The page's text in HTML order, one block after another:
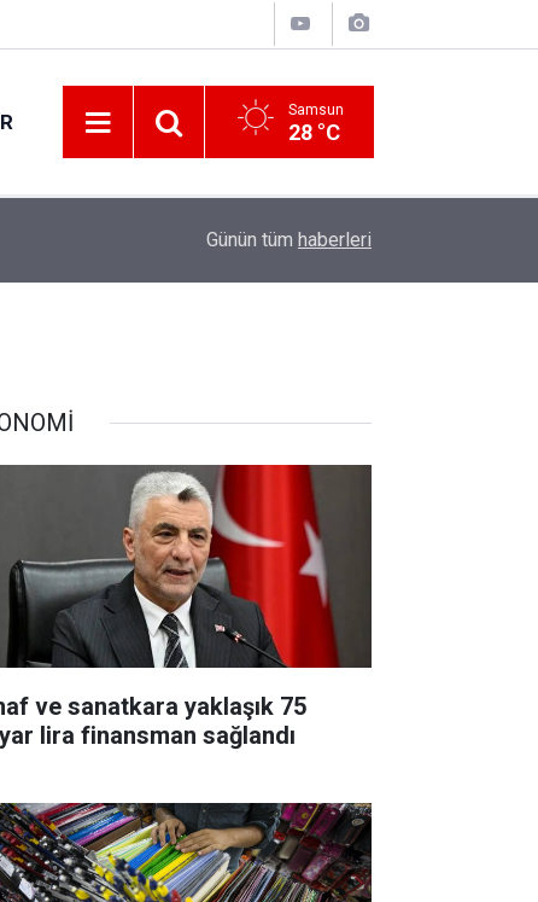
Samsun
28 °C
Gözaltına alınan 11 şüpheliden 7'si tutuklandı
Günün tüm haberleri
ve sanatkara yaklaşık 75
lira finansman sağlandı